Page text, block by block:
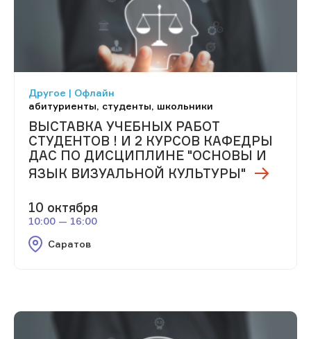
Другое | Офлайн
абитуриенты, студенты, школьники
ВЫСТАВКА УЧЕБНЫХ РАБОТ
СТУДЕНТОВ ! И 2 КУРСОВ КАФЕДРЫ
ДАС ПО ДИСЦИПЛИНЕ "ОСНОВЫ И
ЯЗЫК ВИЗУАЛЬНОЙ КУЛЬТУРЫ"
10 октября
10:00 — 16:00
Саратов